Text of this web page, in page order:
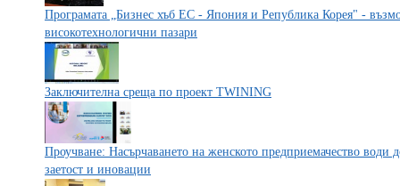
Програмата „Бизнес хъб ЕС - Япония и Република Корея" -
високотехнологични пазари
Заключителна среща по проект TWINING
Проучване: Насърчаването на женското предприемачество води
заетост и иновации